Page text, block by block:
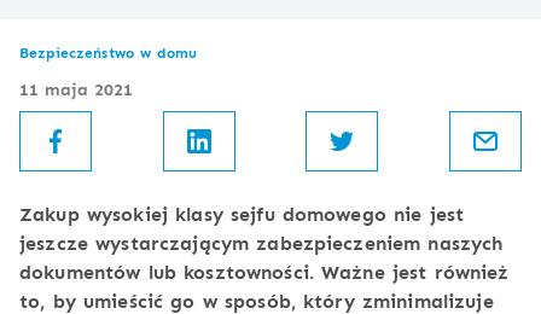
Bezpieczeństwo w domu
11 maja 2021
Zakup wysokiej klasy sejfu domowego nie jest
jeszcze wystarczającym zabezpieczeniem naszych
dokumentów lub kosztowności. Ważne jest również
to, by umieścić go w sposób, który zminimalizuje